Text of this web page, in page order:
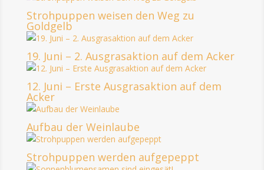
Strohpuppen weisen den Weg zu
Goldgelb
19. Juni – 2. Ausgrasaktion auf dem Acker
12. Juni – Erste Ausgrasaktion auf dem
Acker
Aufbau der Weinlaube
Strohpuppen werden aufgepeppt